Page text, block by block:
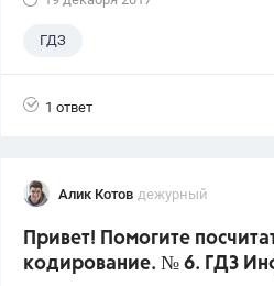
ГДЗ
1 ответ
Алик Котов дежурный
Привет! Помогите
кодирование. № 6. ГДЗ